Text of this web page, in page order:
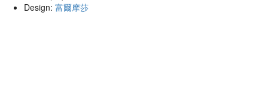
Design: 富爾摩莎